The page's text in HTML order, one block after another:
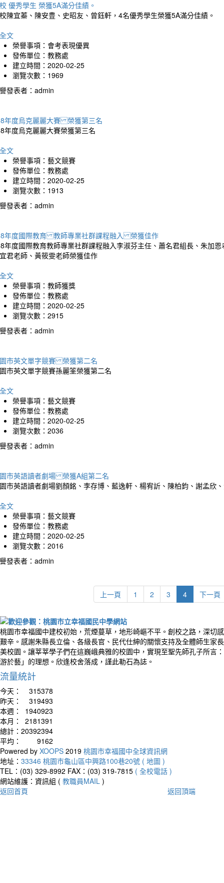
優秀學生 榮獲5A滿分佳績。
陳宜蓁、陳安豊、史昭友、曾鈺軒，4名優秀學生榮獲5A滿分佳績。
文
榮譽事項：會考表現優異
發佈單位：教務處
建立時間：2020-02-25
瀏覽次數：1969
發表者：admin
年度烏克麗麗大賽 榮獲第三名
年度烏克麗麗大賽榮獲第三名
文
榮譽事項：藝文競賽
發佈單位：教務處
建立時間：2020-02-25
瀏覽次數：1913
發表者：admin
年度國際教育 教師專業社群課程融入 榮獲佳作
年度國際教育教師專業社群課程融入李淑芬主任、蕭名君組長、朱加
君老師、黃筱雯老師榮獲佳作
文
榮譽事項：教師獲獎
發佈單位：教務處
建立時間：2020-02-25
瀏覽次數：2915
發表者：admin
市英文單字競賽 榮獲第二名
市英文單字競賽孫麗筌榮獲第二名
文
榮譽事項：藝文競賽
發佈單位：教務處
建立時間：2020-02-25
瀏覽次數：2036
發表者：admin
市英語讀者劇場 榮獲A組第二名
市英語讀者劇場劉顏銘、李存博、藍逸軒、楊宥訢、陳柏鈞、謝孟欣
文
榮譽事項：藝文競賽
發佈單位：教務處
建立時間：2020-02-25
瀏覽次數：2016
發表者：admin
上一頁 1 2 3 4 下一頁
桃園市幸福國中建校初始，荒煙蔓草，地形崎嶇不平。創校之路，深切
艱辛。感謝朱縣長立倫、各級長官、民代仕紳的關懷支持及全體師生家
美校園。讓莘莘學子們在這巍峨典雅的校園中，實現至聖先師孔子所言
游於藝」的理想。欣逢校舍落成，謹此勒石為誌。
流量統計
今天：
315378
昨天：
319493
本週：
1940923
本月：
2181391
總計： 20392394
平均：
9162
Powered by XOOPS 2019 桃園市幸福國中全球資訊網
地址： 33346 桃園市龜山區中興路100巷20號 ( 地圖 )
TEL：(03) 329-8992 FAX：(03) 319-7815 ( 全校電話 )
網站維護：資訊組 ( 教職員MAIL )
返回首頁
返回頂端